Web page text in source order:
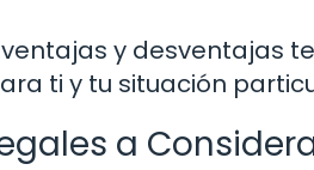
y desventajas
ti y tu situación
a